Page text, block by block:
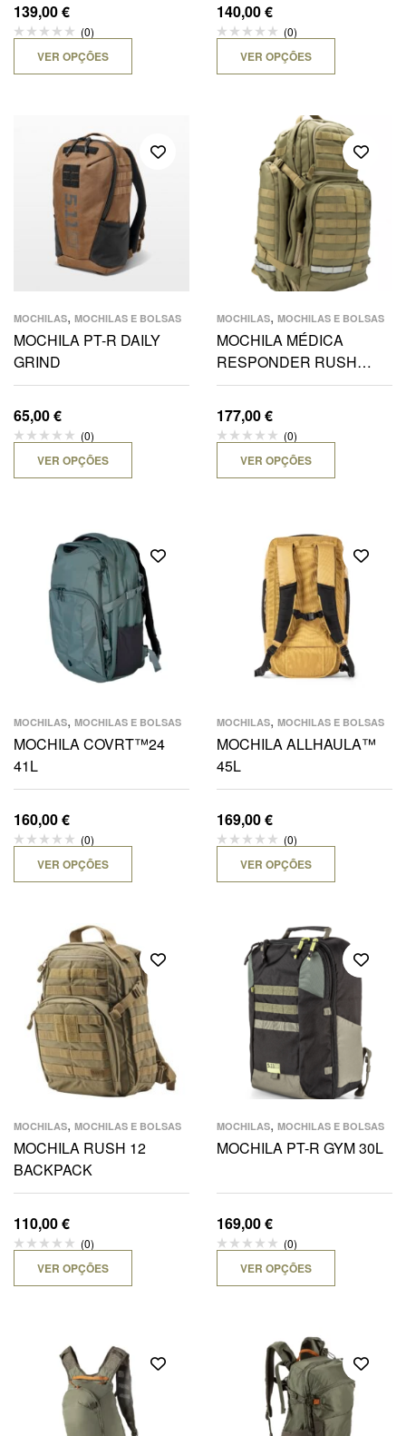
139,00€
(0)
VER OPÇÕES
140,00€
(0)
VER OPÇÕES
MOCHILAS, MOCHILAS E BOLSAS
MOCHILA PT-R DAILY
GRIND
65,00€
(0)
VER OPÇÕES
MOCHILAS, MOCHILAS E BOLSAS
MOCHILA MÉDICA
RESPONDER RUSH
84ALS 60L
177,00€
(0)
VER OPÇÕES
MOCHILAS, MOCHILAS E BOLSAS
MOCHILA COVRT™24
41L
160,00€
(0)
VER OPÇÕES
MOCHILAS, MOCHILAS E BOLSAS
MOCHILA ALLHAULA™
45L
169,00€
(0)
VER OPÇÕES
MOCHILAS, MOCHILAS E BOLSAS
MOCHILA RUSH 12
BACKPACK
110,00€
(0)
VER OPÇÕES
MOCHILAS, MOCHILAS E BOLSAS
MOCHILA PT-R GYM 30L
169,00€
(0)
VER OPÇÕES